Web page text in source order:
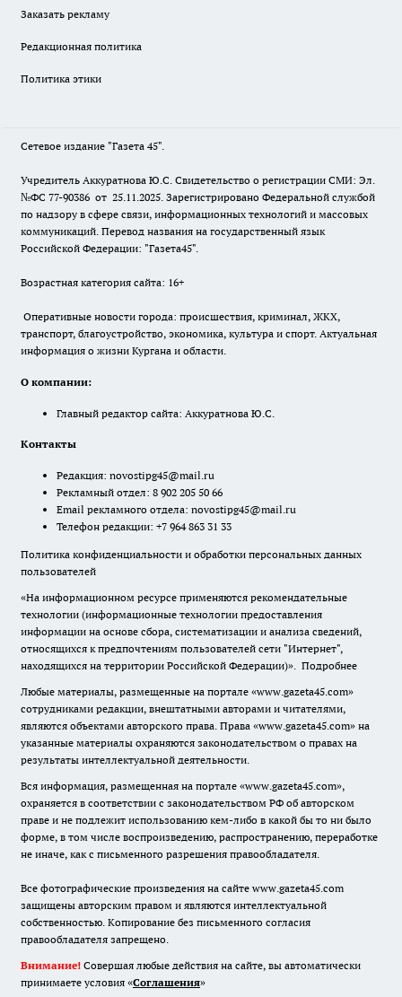
Заказать рекламу
Редакционная политика
Политика этики
Сетевое издание "Газета 45".
Учредитель Аккуратнова Ю.С. Свидетельство о регистрации СМИ: Эл.
№ФС 77-90386 от 25.11.2025. Зарегистрировано Федеральной службой
по надзору в сфере связи, информационных технологий и массовых
коммуникаций. Перевод названия на государственный язык
Российской Федерации: "Газета45".
Возрастная категория сайта: 16+
Оперативные новости города: происшествия, криминал, ЖКХ,
транспорт, благоустройство, экономика, культура и спорт. Актуальная
информация о жизни Кургана и области.
О компании:
Главный редактор сайта: Аккуратнова Ю.С.
Контакты
Редакция: novostipg45@mail.ru
Рекламный отдел: 8 902 205 50 66
Email рекламного отдела: novostipg45@mail.ru
Телефон редакции: +7 964 863 31 33
Политика конфиденциальности и обработки персональных данных
пользователей
«На информационном ресурсе применяются рекомендательные
технологии (информационные технологии предоставления
информации на основе сбора, систематизации и анализа сведений,
относящихся к предпочтениям пользователей сети "Интернет",
находящихся на территории Российской Федерации)». Подробнее
Любые материалы, размещенные на портале «www.gazeta45.com»
сотрудниками редакции, внештатными авторами и читателями,
являются объектами авторского права. Права «www.gazeta45.com» на
указанные материалы охраняются законодательством о правах на
результаты интеллектуальной деятельности.
Вся информация, размещенная на портале «www.gazeta45.com»,
охраняется в соответствии с законодательством РФ об авторском
праве и не подлежит использованию кем-либо в какой бы то ни было
форме, в том числе воспроизведению, распространению, переработке
не иначе, как с письменного разрешения правообладателя.
Все фотографические произведения на сайте www.gazeta45.com
защищены авторским правом и являются интеллектуальной
собственностью. Копирование без письменного согласия
правообладателя запрещено.
Внимание! Совершая любые действия на сайте, вы автоматически
принимаете условия «Cоглашения»